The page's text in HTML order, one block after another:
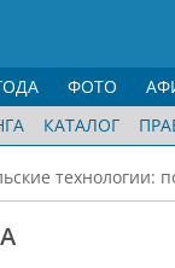
ФОТО
КАТАЛОГ
технологии: